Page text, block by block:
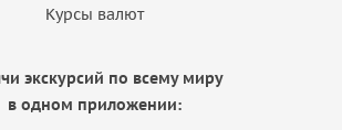
Курсы валют
экскурсий по всему миру
в одном приложении: